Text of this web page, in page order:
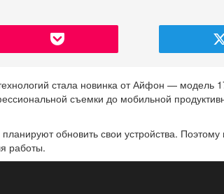
стала новинка от Айфон — модель
съемки до мобильной
обновить свои устройства. Поэтому
работы.